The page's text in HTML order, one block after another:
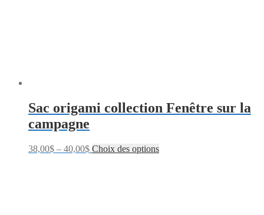
Sac origami collection Fenêtre sur la
campagne
38,00$ – 40,00$ Choix des options